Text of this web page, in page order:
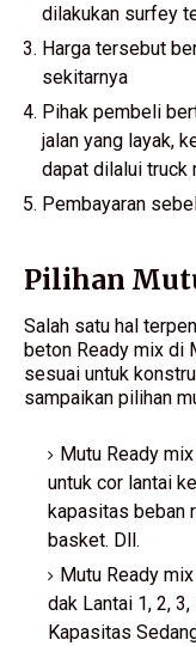
dilakukan surfey
Harga tersebut
sekitarnya
Pihak pembeli
jalan yang layak,
dapat dilalui truck
Pembayaran
Pilihan
Salah satu hal
beton Ready mix di
sesuai untuk
sampaikan pilihan
Mutu Ready
untuk cor lantai
kapasitas beban
basket. Dll.
Mutu Ready
dak Lantai 1, 2,
Kapasitas